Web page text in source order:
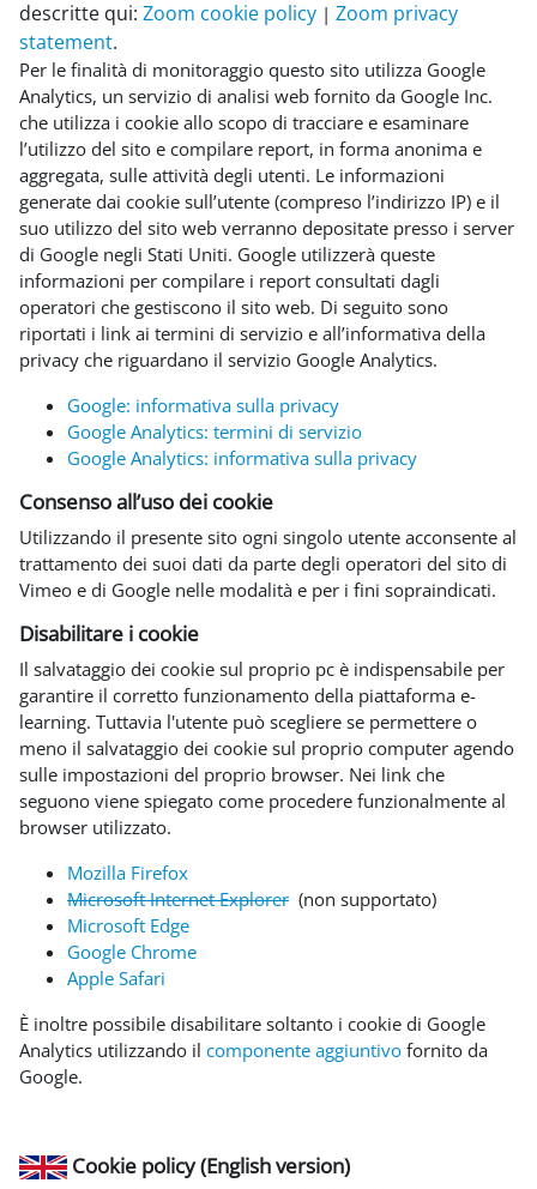
descritte qui: Zoom cookie policy | Zoom privacy
statement.
Per le finalità di monitoraggio questo sito utilizza Google
Analytics, un servizio di analisi web fornito da Google Inc.
che utilizza i cookie allo scopo di tracciare e esaminare
l’utilizzo del sito e compilare report, in forma anonima e
aggregata, sulle attività degli utenti. Le informazioni
generate dai cookie sull’utente (compreso l’indirizzo IP) e il
suo utilizzo del sito web verranno depositate presso i server
di Google negli Stati Uniti. Google utilizzerà queste
informazioni per compilare i report consultati dagli
operatori che gestiscono il sito web. Di seguito sono
riportati i link ai termini di servizio e all’informativa della
privacy che riguardano il servizio Google Analytics.
Google: informativa sulla privacy
Google Analytics: termini di servizio
Google Analytics: informativa sulla privacy
Consenso all’uso dei cookie
Utilizzando il presente sito ogni singolo utente acconsente al
trattamento dei suoi dati da parte degli operatori del sito di
Vimeo e di Google nelle modalità e per i fini sopraindicati.
Disabilitare i cookie
Il salvataggio dei cookie sul proprio pc è indispensabile per
garantire il corretto funzionamento della piattaforma e-
learning. Tuttavia l'utente può scegliere se permettere o
meno il salvataggio dei cookie sul proprio computer agendo
sulle impostazioni del proprio browser. Nei link che
seguono viene spiegato come procedere funzionalmente al
browser utilizzato.
Mozilla Firefox
Microsoft Internet Explorer (non supportato)
Microsoft Edge
Google Chrome
Apple Safari
È inoltre possibile disabilitare soltanto i cookie di Google
Analytics utilizzando il componente aggiuntivo fornito da
Google.
Cookie policy (English version)